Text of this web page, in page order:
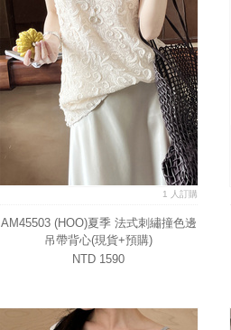
1 人訂購
AM45503 (HOO)夏季 法式刺繡撞色邊
吊帶背心(現貨+預購)
NTD 1590